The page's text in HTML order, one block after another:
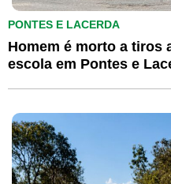
PONTES E LACERDA
Homem é morto a tiros
escola em Pontes e